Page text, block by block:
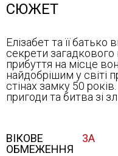
СЮЖЕТ
Елізабет та її
секрети загадкового
прибуття на місце
найдобрішим у світі
стінах замку 50
пригоди та битва зі
ВІКОВЕ
ОБМЕЖЕННЯ
3А